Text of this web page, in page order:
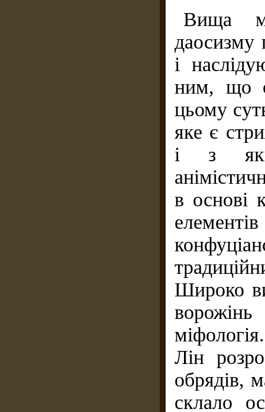
Вища
даосизму
і
ним, що
цьому
яке є
і з
в основі
Широко
Лін
обрядів,
склало